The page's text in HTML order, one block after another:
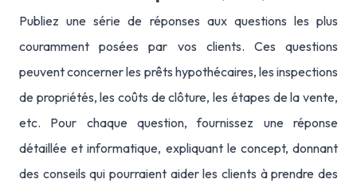
Publiez une série de réponses aux questions les plus
couramment posées par vos clients. Ces questions
peuvent concerner les prêts hypothécaires, les inspections
de propriétés, les coûts de clôture, les étapes de la vente,
etc. Pour chaque question, fournissez une réponse
détaillée et informatique, expliquant le concept, donnant
des conseils qui pourraient aider les clients à prendre des